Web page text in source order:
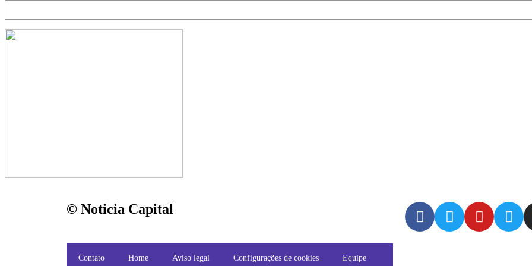
© Noticia Capital
Contato Home Aviso legal Configurações de cookies Equipe